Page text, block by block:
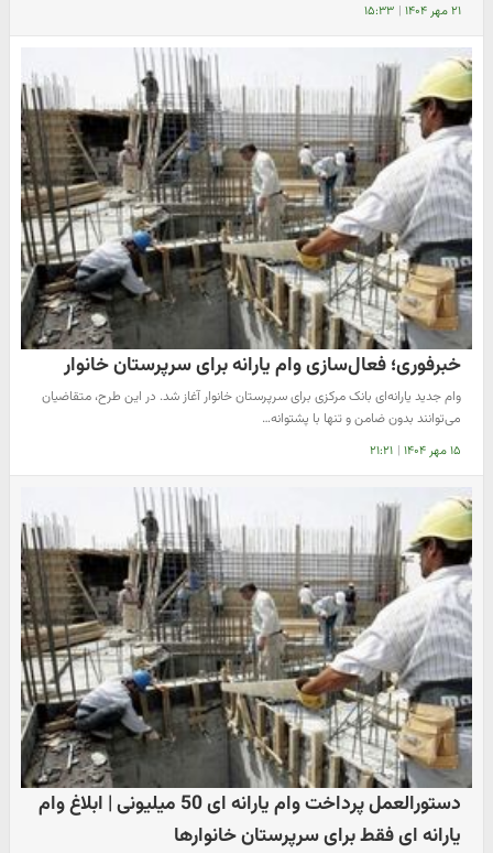
۲۱ مهر ۱۴۰۴ | ۱۵:۳۳
خبرفوری؛ فعال‌سازی وام یارانه برای سرپرستان خانوار
وام جدید یارانه‌ای بانک مرکزی برای سرپرستان خانوار آغاز شد. در این طرح، متقاضیان
می‌توانند بدون ضامن و تنها با پشتوانه…
۱۵ مهر ۱۴۰۴ | ۲۱:۲۱
دستورالعمل پرداخت وام یارانه ای 50 میلیونی | ابلاغ وام
یارانه ای فقط برای سرپرستان خانوارها